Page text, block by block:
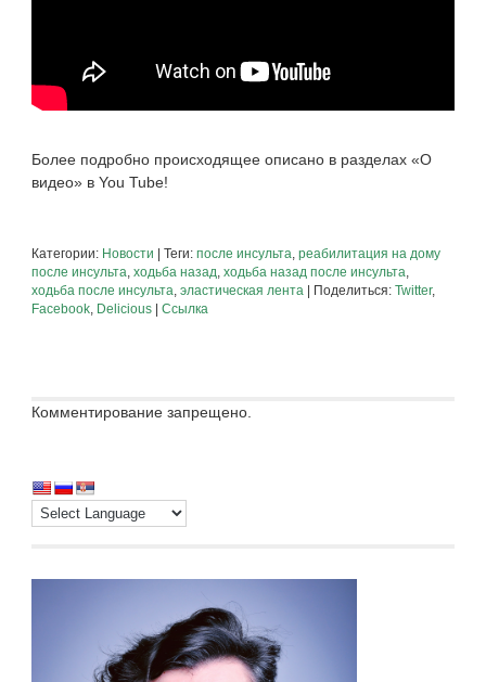
Более подробно происходящее описано в разделах «О
видео» в You Tube!
Категории: Новости | Теги: после инсульта реабилитация на дому
после инсульта ходьба назад ходьба назад после инсульта
ходьба после инсульта эластическая лента | Поделиться: Twitter,
Facebook, Delicious| Ссылка
Комментирование запрещено.